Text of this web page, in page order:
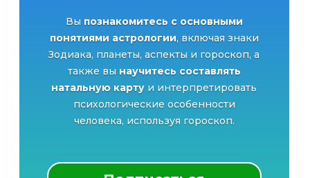
Вы познакомитесь с основными
понятиями астрологии, включая знаки
Зодиака, планеты, аспекты и гороскоп, а
также вы научитесь составлять
натальную карту и интерпретировать
психологические особенности
человека, используя гороскоп.